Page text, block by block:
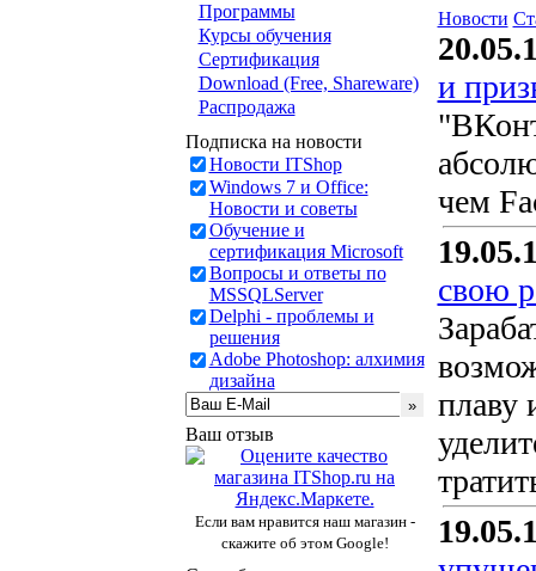
Программы
Курсы обучения
Сертификация
Download (Free, Shareware)
Распродажа
Подписка на новости
Новости ITShop
Windows 7 и Office:
Новости и советы
Обучение и
сертификация Microsoft
Вопросы и ответы по
MSSQLServer
Delphi - проблемы и
решения
Adobe Photoshop: алхимия
дизайна
Ваш отзыв
Если вам нравится наш магазин -
скажите об этом Google!
Новости
и
чем
свою
плаву